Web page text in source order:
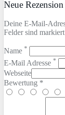
Neue
Deine E-Mail-
Felder sind
Name *
E-Mail Adresse *
Webseite
Bewertung *